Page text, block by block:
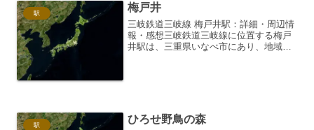
駅 梅戸井
三岐鉄道三岐線 梅戸井駅：詳細・周辺情
報・感想三岐鉄道三岐線に位置する梅戸
井駅は、三重県いなべ市にあり、地域住
駅 ひろせ野鳥の森